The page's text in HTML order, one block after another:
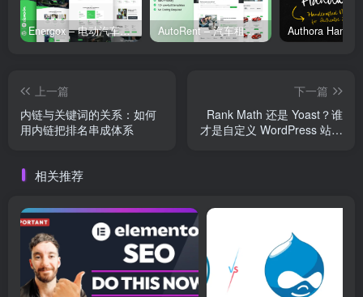
Energox – 电动汽车充电站 Elementor 模板套件 AutoRent – 汽车租赁服务 Elementor 模板套件
上一篇
内链与关键词的关系：如何
用内链把排名串成体系
下一篇
Rank Math 还是 Yoast？谁
才是自定义 WordPress 站点
相关推荐